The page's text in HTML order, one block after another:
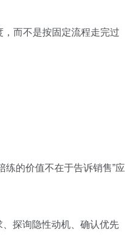
而不是按固定流程走完过
的价值不在于告诉销售”应
探询隐性动机、确认优先